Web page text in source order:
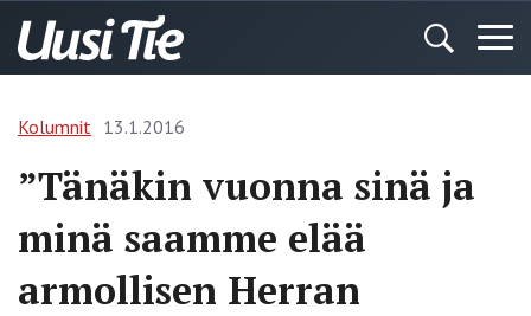
Kolumnit 13.1.2016
”Tänäkin vuonna sinä ja
minä saamme elää
armollisen Herran